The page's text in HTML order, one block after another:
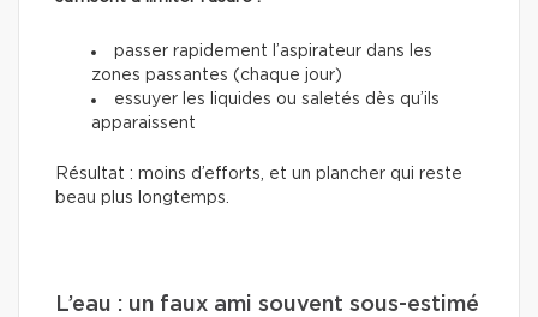
passer rapidement l’aspirateur dans les
zones passantes (chaque jour)
essuyer les liquides ou saletés dès qu’ils
apparaissent
Résultat : moins d’efforts, et un plancher qui reste
beau plus longtemps.
L’eau : un faux ami souvent sous-estimé